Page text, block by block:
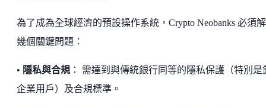
為了成為全球經濟的預設操作系統，Crypto Neobanks 必須
幾個關鍵問題：
• 隱私與合規 ： 需達到與傳統銀行同等的隱私保護（特別是
企業用戶）及合規標準。